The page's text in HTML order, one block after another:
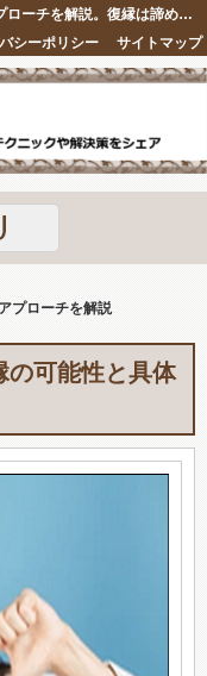
復縁は嫌われたら無理？復縁の可能性と具体的アプローチを解説。復縁は諦めるしかないと考えている人は必見です。復縁の神
サイトマップ
シーポリシー
ランキング
プローチを解説
の可能性と具体